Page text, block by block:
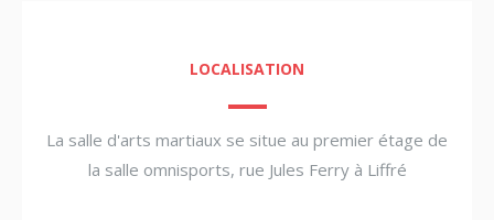
LOCALISATION
La salle d'arts martiaux se situe au premier étage de
la salle omnisports, rue Jules Ferry à Liffré